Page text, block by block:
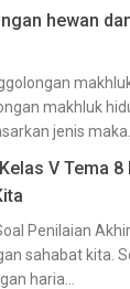
hewan
makhluk
jenis maka...
V Tema
Penilaian
sahabat kita.
haria...